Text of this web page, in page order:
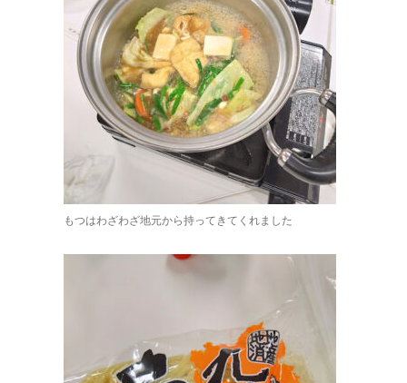
もつはわざわざ地元から持ってきてくれました